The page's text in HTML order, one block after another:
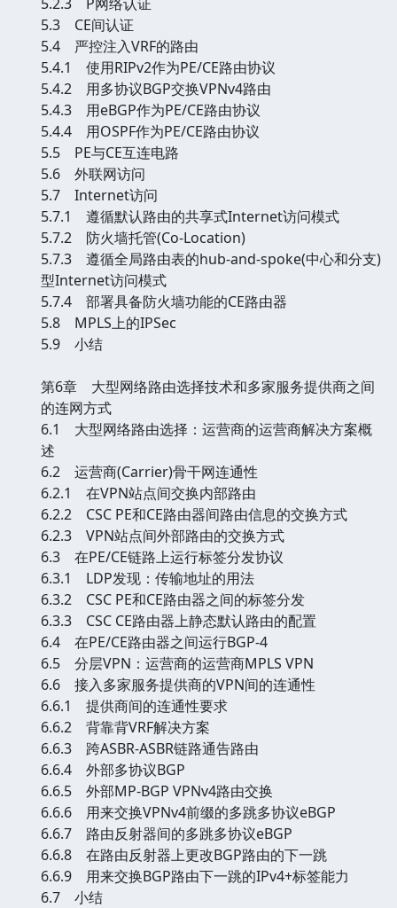
5.3 CE间认证
5.4 严控注入VRF的路由
5.4.1 使用RIPv2作为PE/CE路由协议
5.4.2 用多协议BGP交换VPNv4路由
5.4.3 用eBGP作为PE/CE路由协议
5.4.4 用OSPF作为PE/CE路由协议
5.5 PE与CE互连电路
5.6 外联网访问
5.7 Internet访问
5.7.1 遵循默认路由的共享式Internet访问模式
5.7.2 防火墙托管(Co-Location)
5.7.3 遵循全局路由表的hub-and-spoke(中心和分支)
型Internet访问模式
5.7.4 部署具备防火墙功能的CE路由器
5.8 MPLS上的IPSec
5.9 小结
第6章 大型网络路由选择技术和多家服务提供商之间
的连网方式
6.1 大型网络路由选择：运营商的运营商解决方案概
述
6.2 运营商(Carrier)骨干网连通性
6.2.1 在VPN站点间交换内部路由
6.2.2 CSC PE和CE路由器间路由信息的交换方式
6.2.3 VPN站点间外部路由的交换方式
6.3 在PE/CE链路上运行标签分发协议
6.3.1 LDP发现：传输地址的用法
6.3.2 CSC PE和CE路由器之间的标签分发
6.3.3 CSC CE路由器上静态默认路由的配置
6.4 在PE/CE路由器之间运行BGP-4
6.5 分层VPN：运营商的运营商MPLS VPN
6.6 接入多家服务提供商的VPN间的连通性
6.6.1 提供商间的连通性要求
6.6.2 背靠背VRF解决方案
6.6.3 跨ASBR-ASBR链路通告路由
6.6.4 外部多协议BGP
6.6.5 外部MP-BGP VPNv4路由交换
6.6.6 用来交换VPNv4前缀的多跳多协议eBGP
6.6.7 路由反射器间的多跳多协议eBGP
6.6.8 在路由反射器上更改BGP路由的下一跳
6.6.9 用来交换BGP路由下一跳的IPv4+标签能力
6.7 小结